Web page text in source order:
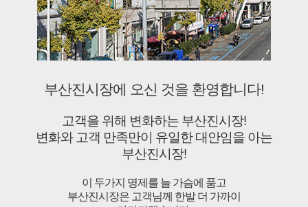
부산진시장에 오신 것을 환영합니다!
고객을 위해 변화하는 부산진시장!
변화와 고객 만족만이 유일한 대안임을 아는
부산진시장!
이 두가지 명제를 늘 가슴에 품고
부산진시장은 고객님께 한발 더 가까이